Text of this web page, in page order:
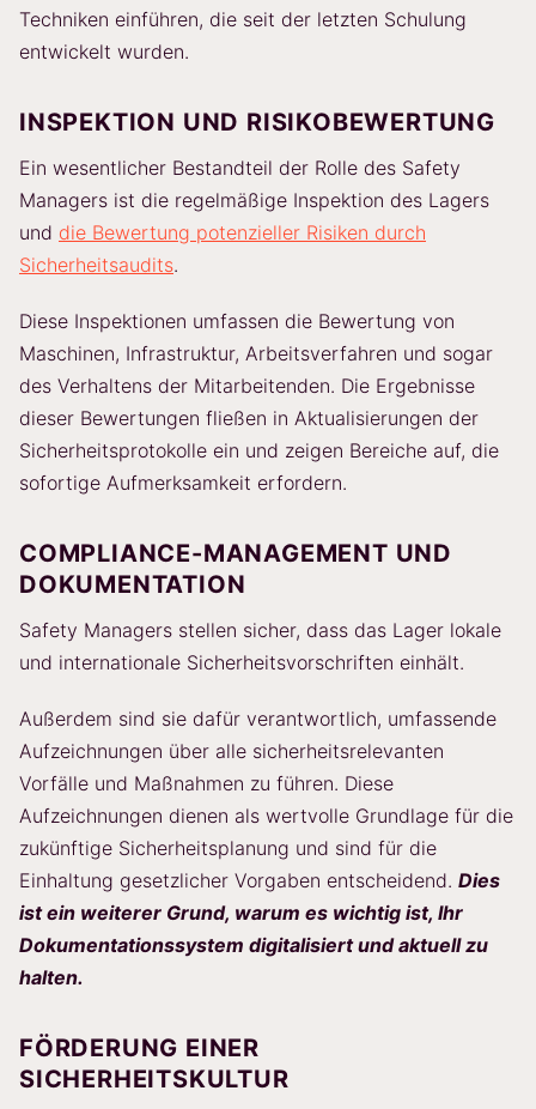
Techniken einführen, die seit der letzten Schulung
entwickelt wurden.
INSPEKTION UND RISIKOBEWERTUNG
Ein wesentlicher Bestandteil der Rolle des Safety
Managers ist die regelmäßige Inspektion des Lagers
und die Bewertung potenzieller Risiken durch
Sicherheitsaudits.
Diese Inspektionen umfassen die Bewertung von
Maschinen, Infrastruktur, Arbeitsverfahren und sogar
des Verhaltens der Mitarbeitenden. Die Ergebnisse
dieser Bewertungen fließen in Aktualisierungen der
Sicherheitsprotokolle ein und zeigen Bereiche auf, die
sofortige Aufmerksamkeit erfordern.
COMPLIANCE-MANAGEMENT UND
DOKUMENTATION
Safety Managers stellen sicher, dass das Lager lokale
und internationale Sicherheitsvorschriften einhält.
Außerdem sind sie dafür verantwortlich, umfassende
Aufzeichnungen über alle sicherheitsrelevanten
Vorfälle und Maßnahmen zu führen. Diese
Aufzeichnungen dienen als wertvolle Grundlage für die
zukünftige Sicherheitsplanung und sind für die
Einhaltung gesetzlicher Vorgaben entscheidend. Dies
ist ein weiterer Grund, warum es wichtig ist, Ihr
Dokumentationssystem digitalisiert und aktuell zu
halten.
FÖRDERUNG EINER
SICHERHEITSKULTUR